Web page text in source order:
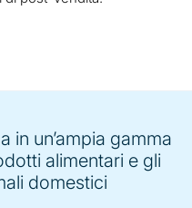
in un’ampia gamma
alimentari e gli
domestici